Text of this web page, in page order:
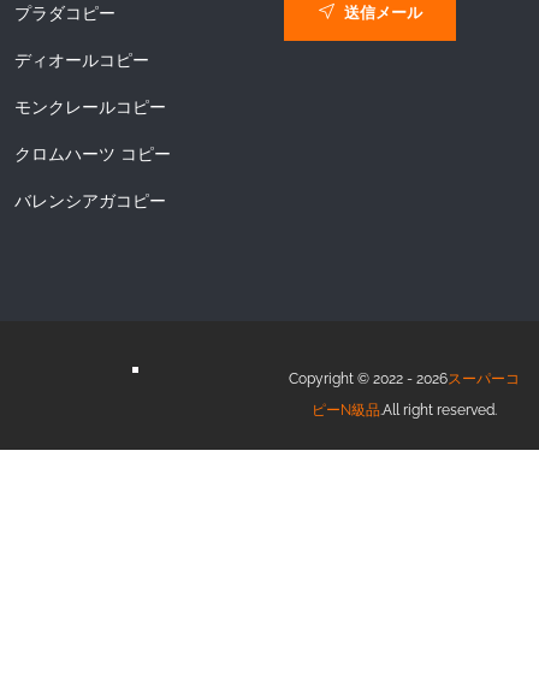
プラダコピー
ディオールコピー
モンクレールコピー
クロムハーツ コピー
バレンシアガコピー
送信メール
Copyright © 2022 - 2026スーパーコ
ピーN級品.All right reserved.